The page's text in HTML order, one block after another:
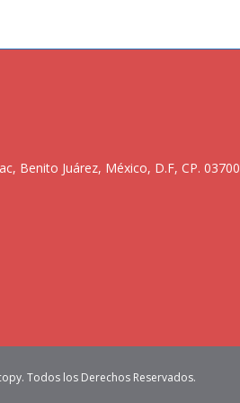
Benito Juárez, México, D.F, CP. 03700
Todos los Derechos Reservados.